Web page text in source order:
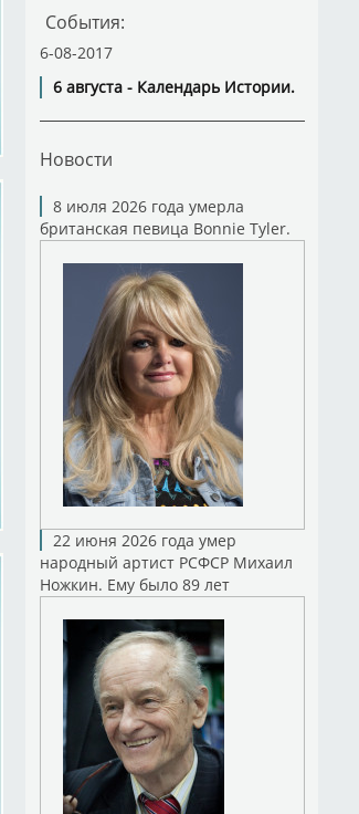
События:
6-08-2017
6 августа - Календарь Истории.
Новости
8 июля 2026 года умерла
британская певица Bonnie Tyler.
22 июня 2026 года умер
народный артист РСФСР Михаил
Ножкин. Ему было 89 лет